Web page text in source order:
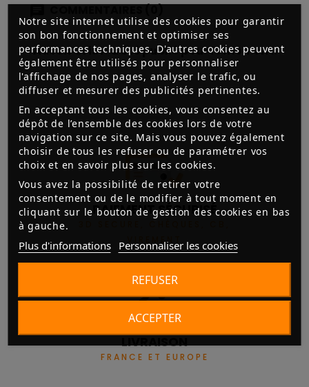
Notre site internet utilise des cookies pour garantir
son bon fonctionnement et optimiser ses
performances techniques. D'autres cookies peuvent
également être utilisés pour personnaliser
l'affichage de nos pages, analyser le trafic, ou
diffuser et mesurer des publicités pertinentes.
En acceptant tous les cookies, vous consentez au
dépôt de l’ensemble des cookies lors de votre
navigation sur ce site. Mais vous pouvez également
choisir de tous les refuser ou de paramétrer vos
choix et en savoir plus sur les cookies.
Vous avez la possibilité de retirer votre
consentement ou de le modifier à tout moment en
cliquant sur le bouton de gestion des cookies en bas
à gauche.
Plus d'informations Personnaliser les cookies
REFUSER
ACCEPTER
Aucun avis n'a été publié pour le moment.
PAIEMENT SÉCURISÉ
VIREMENT
LIVRAISON
FRANCE ET EUROPE